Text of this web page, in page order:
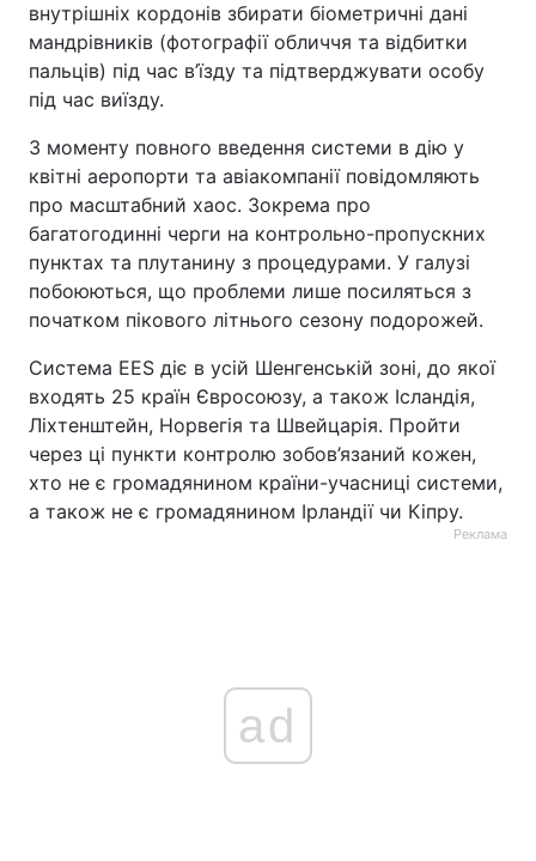
внутрішніх кордонів збирати біометричні дані
мандрівників (фотографії обличчя та відбитки
пальців) під час в’їзду та підтверджувати особу
під час виїзду.
З моменту повного введення системи в дію у
квітні аеропорти та авіакомпанії повідомляють
про масштабний хаос. Зокрема про
багатогодинні черги на контрольно-пропускних
пунктах та плутанину з процедурами. У галузі
побоюються, що проблеми лише посиляться з
початком пікового літнього сезону подорожей.
Система EES діє в усій Шенгенській зоні, до якої
входять 25 країн Євросоюзу, а також Ісландія,
Ліхтенштейн, Норвегія та Швейцарія. Пройти
через ці пункти контролю зобов’язаний кожен,
хто не є громадянином країни-учасниці системи,
а також не є громадянином Ірландії чи Кіпру.
Реклама
ad